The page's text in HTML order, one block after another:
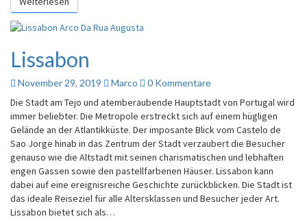
Lissabon
November 29, 2019 Marco 0 Kommentare
Die Stadt am Tejo und atemberaubende Hauptstadt von Portugal wird
immer beliebter. Die Metropole erstreckt sich auf einem hügligen
Gelände an der Atlantikküste. Der imposante Blick vom Castelo de
Sao Jorge hinab in das Zentrum der Stadt verzaubert die Besucher
genauso wie die Altstadt mit seinen charismatischen und lebhaften
engen Gassen sowie den pastellfarbenen Häuser. Lissabon kann
dabei auf eine ereignisreiche Geschichte zurückblicken. Die Stadt ist
das ideale Reiseziel für alle Altersklassen und Besucher jeder Art.
Lissabon bietet sich als…